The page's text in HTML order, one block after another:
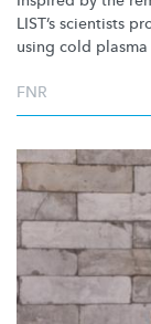
LIST’s scientists
using cold
FNR